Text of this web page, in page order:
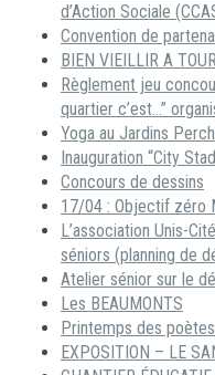
d’Action Sociale
Convention de
BIEN VIEILLIR A
Règlement jeu
quartier c’est…”
Yoga au Jardins
Inauguration “City
Concours de dessins
17/04 : Objectif zéro
L’association Unis-
séniors (planning de
Atelier sénior sur le
Les BEAUMONTS
Printemps des
EXPOSITION – LE